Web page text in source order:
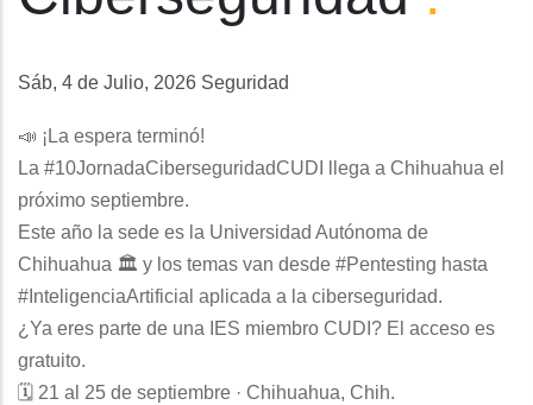
Sáb, 4 de Julio, 2026 Seguridad
📣 ¡La espera terminó!
La #10JornadaCiberseguridadCUDI llega a Chihuahua el
próximo septiembre.
Este año la sede es la Universidad Autónoma de
Chihuahua 🏛️ y los temas van desde #Pentesting hasta
#InteligenciaArtificial aplicada a la ciberseguridad.
¿Ya eres parte de una IES miembro CUDI? El acceso es
gratuito.
🗓 21 al 25 de septiembre · Chihuahua, Chih.